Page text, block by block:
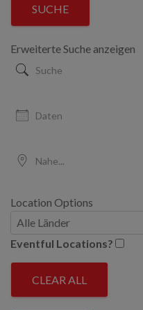
View
Type
SUCHE
Erweiterte Suche anzeigen
Suche
Daten
Nahe...
Location Options
Land
Eventful Locations?
CLEAR ALL